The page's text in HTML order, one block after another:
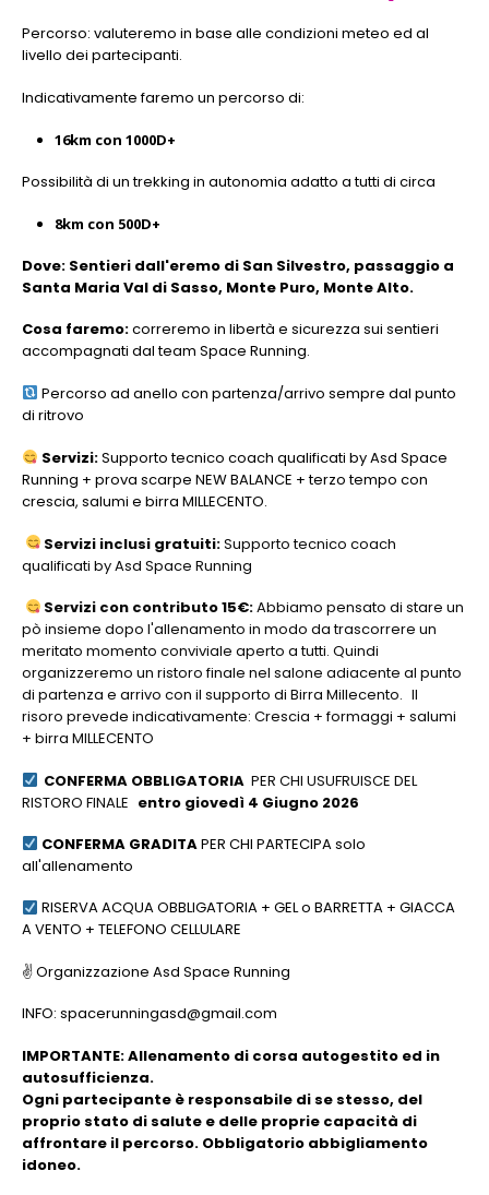
Percorso: valuteremo in base alle condizioni meteo ed al
livello dei partecipanti.
Indicativamente faremo un percorso di:
16km con 1000D+
Possibilità di un trekking in autonomia adatto a tutti di circa
8km con 500D+
Dove: Sentieri dall'eremo di San Silvestro, passaggio a
Santa Maria Val di Sasso, Monte Puro, Monte Alto.
Cosa faremo:correremo in libertà e sicurezza sui sentieri
accompagnati dal team Space Running.
Percorso ad anello con partenza/arrivo sempre dal punto
di ritrovo
Servizi:Supporto tecnico coach qualificati by Asd Space
Running + prova scarpe NEW BALANCE + terzo tempo con
crescia, salumi e birra MILLECENTO.
Servizi inclusi gratuiti:Supporto tecnico coach
qualificati by Asd Space Running
Servizi con contributo 15€:Abbiamo pensato di stare un
pò insieme dopo l'allenamento in modo da trascorrere un
meritato momento conviviale aperto a tutti. Quindi
organizzeremo un ristoro finale nel salone adiacente al punto
di partenza e arrivo con il supporto di Birra Millecento. Il
risoro prevede indicativamente: Crescia + formaggi + salumi
+ birra MILLECENTO
CONFERMA OBBLIGATORIA PER CHI USUFRUISCE DEL
RISTORO FINALE entro giovedì 4 Giugno 2026
CONFERMA GRADITAPER CHI PARTECIPA solo
all'allenamento
RISERVA ACQUA OBBLIGATORIA + GEL o BARRETTA + GIACCA
A VENTO + TELEFONO CELLULARE
✌️ Organizzazione Asd Space Running
INFO: spacerunningasd@gmail.com
IMPORTANTE: Allenamento di corsa autogestito ed in
autosufficienza.
Ogni partecipante è responsabile di se stesso, del
proprio stato di salute e delle proprie capacità di
affrontare il percorso. Obbligatorio abbigliamento
idoneo.